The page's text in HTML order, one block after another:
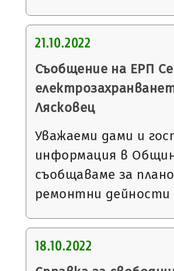
21.10.2022
Съобщение на ЕРП
Лясковец
Уважаеми дами и
информация в
съобщаваме за
ремонтни дейности
18.10.2022